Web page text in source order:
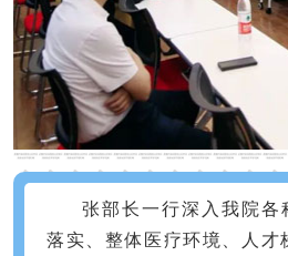
张部长一行深入我院
落实、整体医疗环境、人才